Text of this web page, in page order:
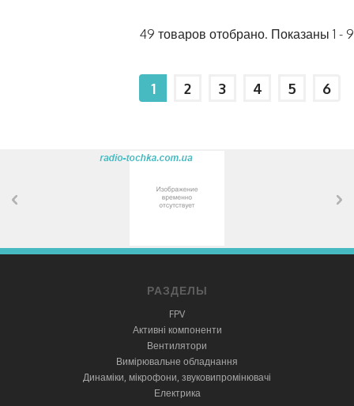
49 товаров отобрано. Показаны 1 - 9
1 2 3 4 5 6
РАЗДЕЛЫ
FPV
Активні компоненти
Вентилятори
Вимірювальне обладнання
Динаміки, мікрофони, звуковипромінювачі
Електрика